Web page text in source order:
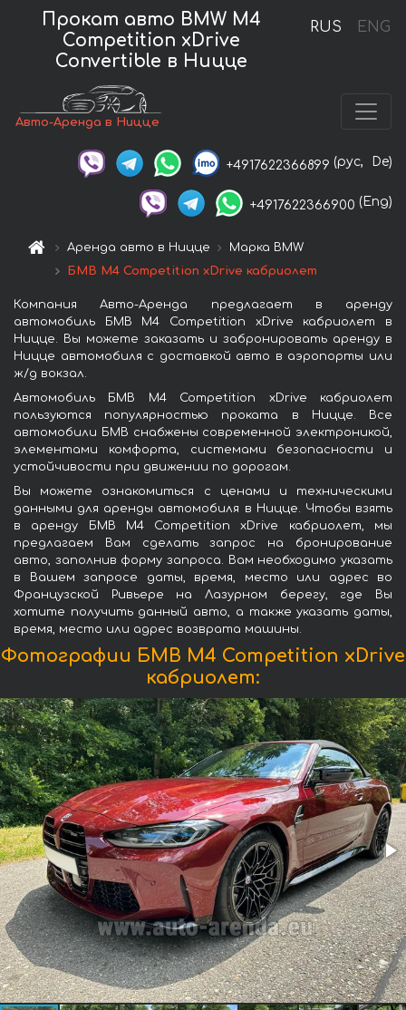
RUS ENG
Прокат авто BMW M4
Competition xDrive
Convertible в Ницце
Авто-Аренда в Ницце
+4917622366899 (рус, De)
+4917622366900 (Eng)
Аренда авто в Ницце
Марка BMW
БМВ M4 Competition xDrive кабриолет
Компания Авто-Аренда предлагает в аренду
автомобиль БМВ M4 Competition xDrive кабриолет в
Ницце. Вы можете заказать и забронировать аренду в
Ницце автомобиля с доставкой авто в аэропорты или
ж/д вокзал.
Автомобиль БМВ M4 Competition xDrive кабриолет
пользуются популярностью проката в Ницце. Все
автомобили БМВ снабжены современной электроникой,
элементами комфорта, системами безопасности и
устойчивости при движении по дорогам.
Вы можете ознакомиться с ценами и техническими
данными для аренды автомобиля в Ницце. Чтобы взять
в аренду БМВ M4 Competition xDrive кабриолет, мы
предлагаем Вам сделать запрос на бронирование
авто, заполнив форму запроса. Вам необходимо указать
в Вашем запросе даты, время, место или адрес во
Французской Ривьере на Лазурном берегу, где Вы
хотите получить данный авто, а также указать даты,
время, место или адрес возврата машины.
Фотографии БМВ M4 Competition xDrive
кабриолет: